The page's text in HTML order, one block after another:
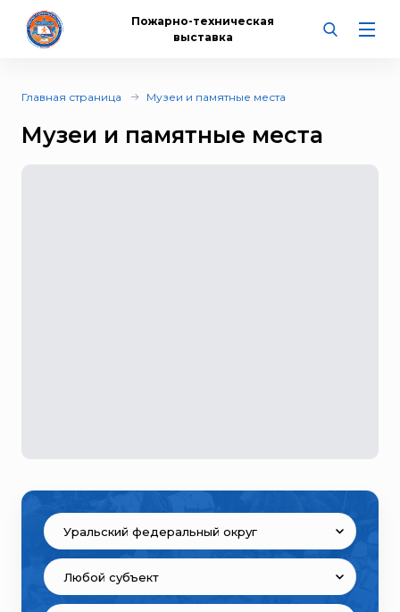
Пожарно-техническая
выставка
Главная страница Музеи и памятные места
Музеи и памятные места
Уральский федеральный округ
Любой субъект